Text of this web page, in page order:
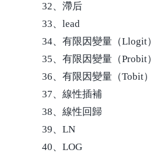
32、滯后
33、lead
34、有限因變量（Llogit）
35、有限因變量（Probit）
36、有限因變量（Tobit）
37、線性插補
38、線性回歸
39、LN
40、LOG